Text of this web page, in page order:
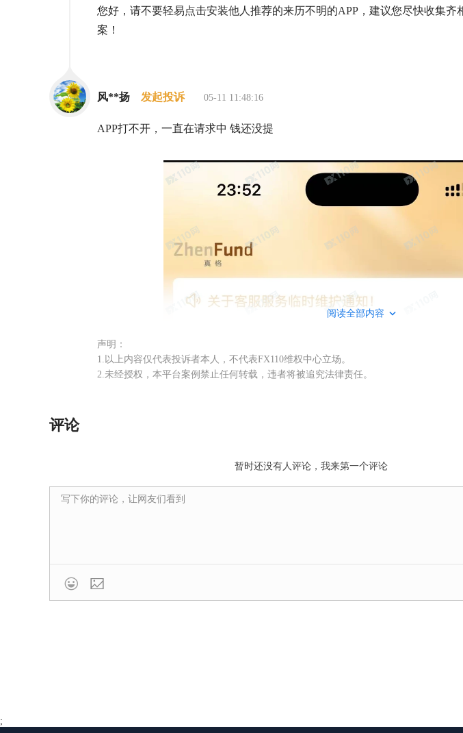
您好，请不要轻易点击安装他人推荐的来历不明的APP，建议您尽快收集齐
案！
风**扬 发起投诉 05-11 11:48:16
APP打不开，一直在请求中 钱还没提
阅读全部内容
声明：
1.以上内容仅代表投诉者本人，不代表FX110维权中心立场。
2.未经授权，本平台案例禁止任何转载，违者将被追究法律责任。
评论
暂时还没有人评论，我来第一个评论

;